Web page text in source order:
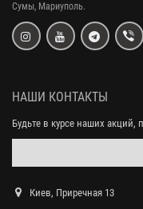
Сумы, Мариуполь.
НАШИ КОНТАКТЫ
Будьте в курсе наших акций,
Киев, Приречная 13